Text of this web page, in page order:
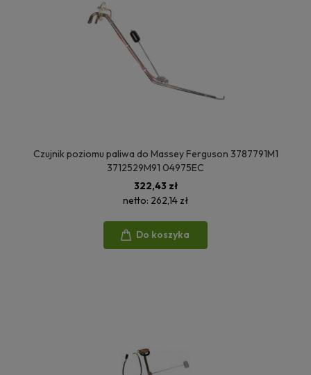
Czujnik poziomu paliwa do Massey Ferguson 3787791M1
3712529M91 04975EC
322,43 zł
netto: 262,14 zł
Do koszyka